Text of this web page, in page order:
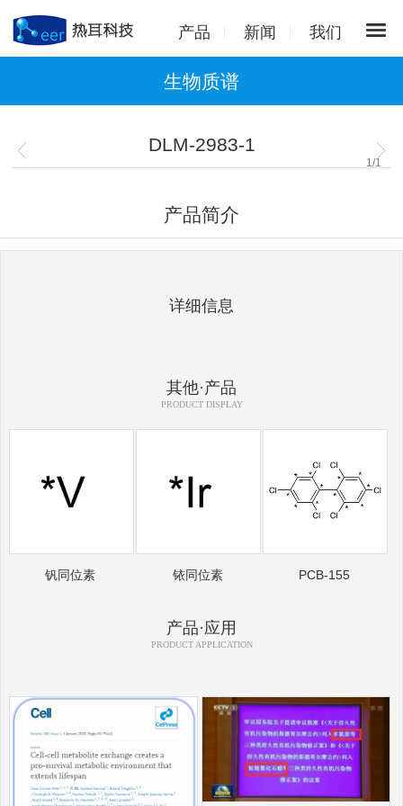
产品 新闻 我们
生物质谱
DLM-2983-1
1 /1
产品简介
详细信息
其他·产品
PRODUCT DISPLAY
钒同位素 铱同位素 PCB-155
产品·应用
PRODUCT APPLICATION